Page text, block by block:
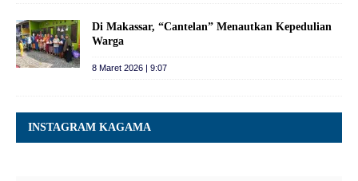
Di Makassar, “Cantelan” Menautkan Kepedulian
Warga
8 Maret 2026 | 9:07
INSTAGRAM KAGAMA